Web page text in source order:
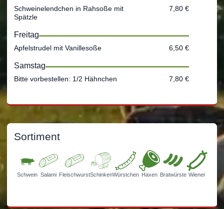
Schweinelendchen in Rahsoße mit
Spätzle
7,80 €
Freitag
Apfelstrudel mit Vanillesoße 6,50 €
Samstag
Bitte vorbestellen: 1/2 Hähnchen 7,80 €
Sortiment
Schwein Salami FleischwurstSchinkenWürstchen Haxen Bratwürste Wiener